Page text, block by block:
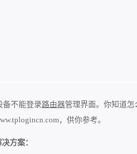
备不能登录路由器管理界面。你知道
，供你参考。
方案：